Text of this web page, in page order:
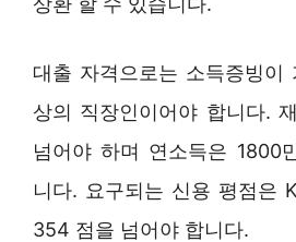
대출 자격으로는 소득증빙이
상의 직장인이어야 합니다.
넘어야 하며 연소득은 1800
니다. 요구되는 신용 평점은
354 점을 넘어야 합니다.